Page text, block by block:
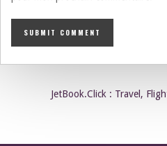
JetBook.Click : Travel,